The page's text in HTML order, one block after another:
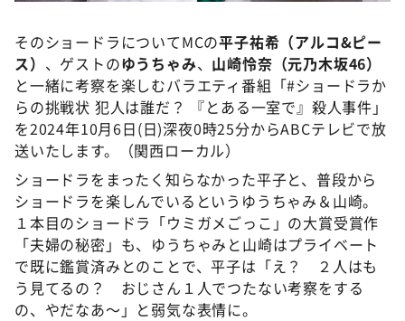
そのショードラについてMCの平子祐希（アルコ&ピー
ス） 、ゲストのゆうちゃみ、 山崎怜奈（元乃木坂46）
と一緒に考察を楽しむバラエティ番組「#ショードラか
らの挑戦状 犯人は誰だ？ 『とある一室で』殺人事件」
を2024年10月6日(日)深夜0時25分からABCテレビで放
送いたします。（関西ローカル）
ショードラをまったく知らなかった平子と、普段から
ショードラを楽しんでいるというゆうちゃみ＆山崎。
１本目のショードラ「ウミガメごっこ」の大賞受賞作
「夫婦の秘密」も、ゆうちゃみと山崎はプライベート
で既に鑑賞済みとのことで、平子は「え？ ２人はも
う見てるの？ おじさん１人でつたない考察をする
の、やだなあ〜」と弱気な表情に。